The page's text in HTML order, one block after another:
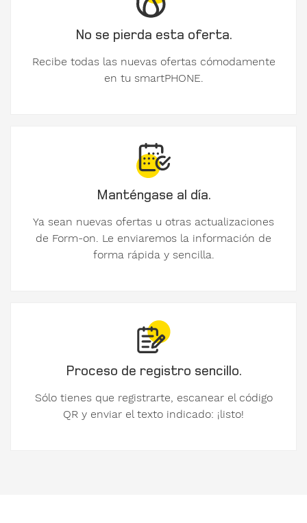
No se pierda esta oferta.
Recibe todas las nuevas ofertas cómodamente
en tu smartPHONE.
Manténgase al día.
Ya sean nuevas ofertas u otras actualizaciones
de Form-on. Le enviaremos la información de
forma rápida y sencilla.
Proceso de registro sencillo.
Sólo tienes que registrarte, escanear el código
QR y enviar el texto indicado: ¡listo!